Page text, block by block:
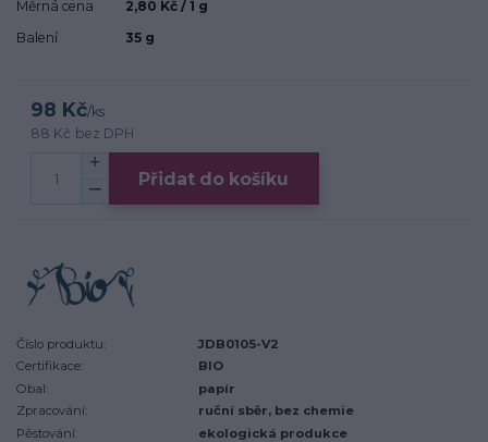
Měrná cena
2,80 Kč / 1 g
Balení
35 g
98 Kč/ks
88 Kč bez DPH
Přidat do košíku
Číslo produktu:
JDB0105-V2
Certifikace:
BIO
Obal:
papír
Zpracování:
ruční sběr, bez chemie
Pěstování:
ekologická produkce